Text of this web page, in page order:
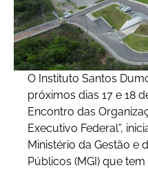
O Instituto Santos
próximos dias 17 e 18
Encontro das
Executivo Federal”,
Ministério da Gestão e
Públicos (MGI) que